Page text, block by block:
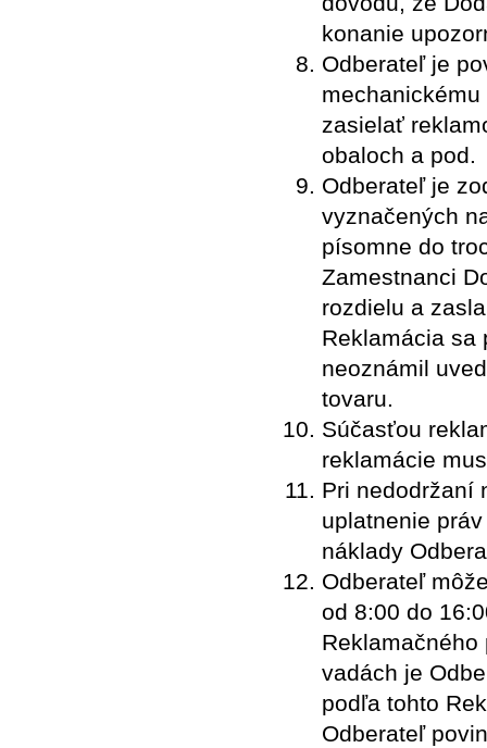
konanie
Odberateľ je
zasielať
obaloch a pod.
Odberateľ je
vyznačených
písomne do
Zamestnanci
rozdielu a
Reklamácia sa
neoznámil
tovaru.
Súčasťou
reklamácie
Pri nedodržaní
uplatnenie
náklady
Odberateľ
od 8:00 do
vadách je
podľa tohto
Odberateľ